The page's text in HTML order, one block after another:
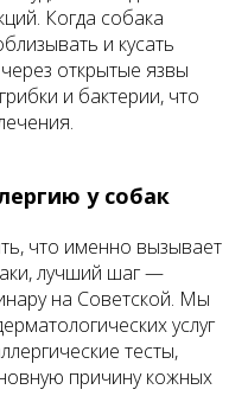
Когда собака
и кусать
открытые язвы
и бактерии, что
у собак
что именно вызывает
лучший шаг —
на Советской. Мы
услуг
тесты,
причину кожных